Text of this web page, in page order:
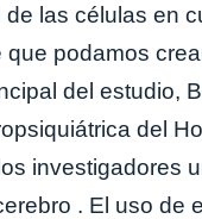
las células en
podamos
del estudio,
del
investigadores
. El uso de